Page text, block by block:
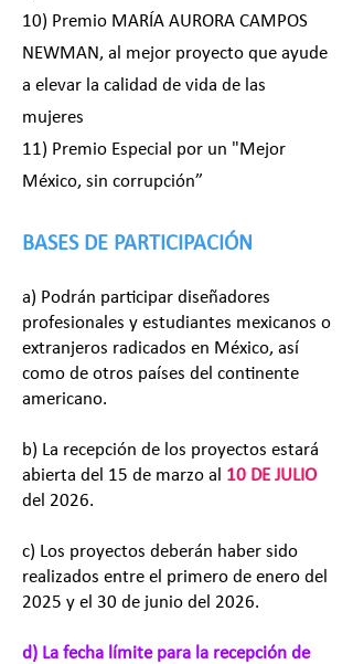
10) Premio MARÍA AURORA CAMPOS
NEWMAN, al mejor proyecto que ayude
a elevar la calidad de vida de las
mujeres
11) Premio Especial por un "Mejor
México, sin corrupción”
BASES DE PARTICIPACIÓN
a) Podrán participar diseñadores
profesionales y estudiantes mexicanos o
extranjeros radicados en México, así
como de otros países del continente
americano.
b) La recepción de los proyectos estará
abierta del 15 de marzo al 10 DE JULIO
del 2026.
c) Los proyectos deberán haber sido
realizados entre el primero de enero del
2025 y el 30 de junio del 2026.
d) La fecha límite para la recepción de